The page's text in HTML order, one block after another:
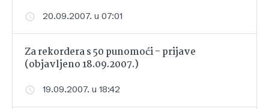
20.09.2007. u 07:01
Za rekordera s 50 punomoći - prijave
(objavljeno 18.09.2007.)
19.09.2007. u 18:42